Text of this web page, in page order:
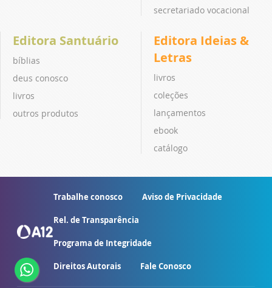
secretariado vocacional
Editora Santuário
bíblias
deus conosco
livros
outros produtos
Editora Ideias &
Letras
livros
coleções
lançamentos
ebook
catálogo
Trabalhe conosco Aviso de Privacidade
Rel. de Transparência
Programa de Integridade
Direitos Autorais Fale Conosco